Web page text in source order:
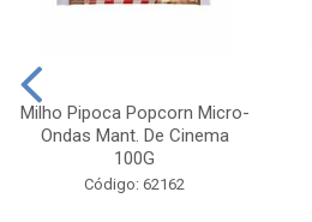
Milho Pipoca Popcorn Micro-
Ondas Mant. De Cinema
100G
Código: 62162